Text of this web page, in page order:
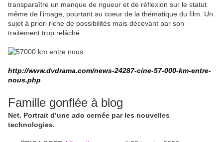
transparaître un manque de rigueur et de réflexion sur le statut
même de l'image, pourtant au coeur de la thématique du film. Un
sujet à priori riche de possibilités mais décevant par son
traitement trop relâché.
http://www.dvdrama.com/news-24287-cine-57-000-km-entre-
nous.php
Famille gonflée à blog
Net. Portrait d’une ado cernée par les nouvelles
technologies.